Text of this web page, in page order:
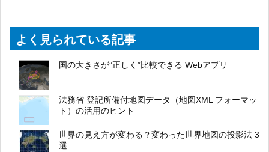
よく見られている記事
国の大きさが”正しく”比較できる Webアプリ
法務省 登記所備付地図データ（地図XML フォーマッ
ト）の活用のヒント
世界の見え方が変わる？変わった世界地図の投影法 3
選